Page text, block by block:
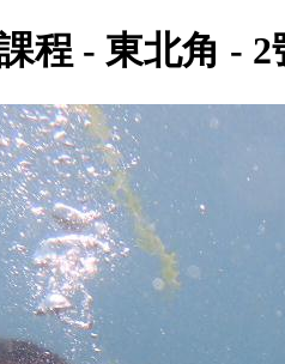
程 - 東北角 - 2